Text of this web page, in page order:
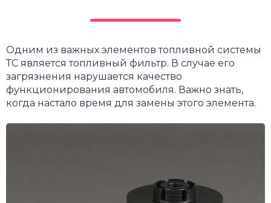
Одним из важных элементов топливной системы
ТС является топливный фильтр. В случае его
загрязнения нарушается качество
функционирования автомобиля. Важно знать,
когда настало время для замены этого элемента.